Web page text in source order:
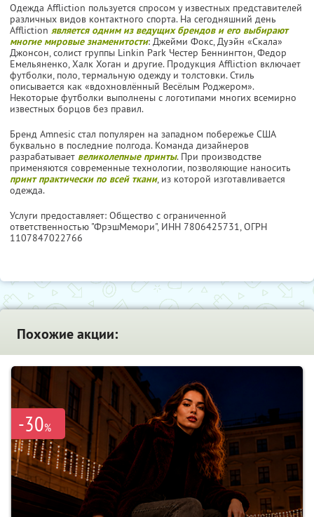
Одежда Affliction пользуется спросом у известных представителей
различных видов контактного спорта. На сегодняшний день
Affliction является одним из ведущих брендов и его выбирают
многие мировые знаменитости: Джейми Фокс, Дуэйн «Скала»
Джонсон, солист группы Linkin Park Честер Беннингтон, Федор
Емельяненко, Халк Хоган и другие. Продукция Affliction включает
футболки, поло, термальную одежду и толстовки. Стиль
описывается как «вдохновлённый Весёлым Роджером».
Некоторые футболки выполнены с логотипами многих всемирно
известных борцов без правил.
Бренд Amnesic стал популярен на западном побережье США
буквально в последние полгода. Команда дизайнеров
разрабатывает великолепные принты. При производстве
применяются современные технологии, позволяющие наносить
принт практически по всей ткани, из которой изготавливается
одежда.
Услуги предоставляет: Общество с ограниченной
ответственностью "ФрэшМемори", ИНН 7806425731, ОГРН
1107847022766
Похожие акции:
-30%